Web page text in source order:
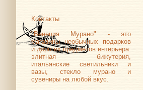
Контакты
"Венеция Мурано" - это
магазины необычных подарков
и дорогих предметов интерьера:
элитная бижутерия,
итальянские светильники и
вазы, стекло мурано и
сувениры на любой вкус.